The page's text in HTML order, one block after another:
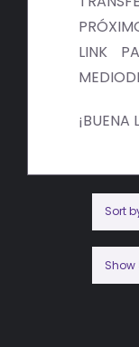
LINK
¡BUENA
Sort
Show